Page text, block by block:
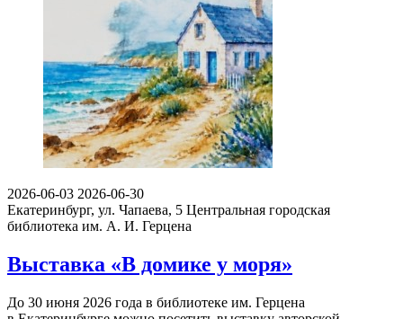
2026-06-03 2026-06-30
Екатеринбург, ул. Чапаева, 5 Центральная городская
библиотека им. А. И. Герцена
Выставка «В домике у моря»
До 30 июня 2026 года в библиотеке им. Герцена